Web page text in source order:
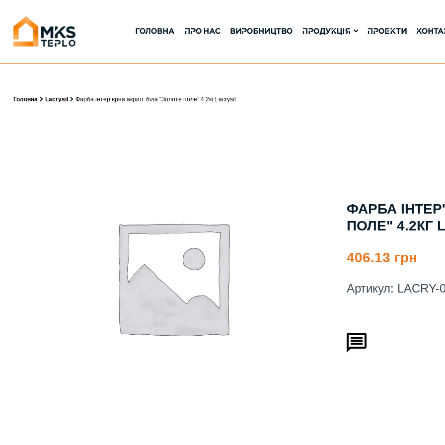
ГОЛОВНА ПРО НАС ВИРОБНИЦТВО ПРОДУКЦІЯ ПРОЕКТИ
Головна Lacrysil Фарба інтер’єрна акрил. біла “Золоте поле” 4.2кг Lacrysil
ФАРБА
ПОЛЕ" 4.2КГ
406.13 грн
Артикул: LACRY-